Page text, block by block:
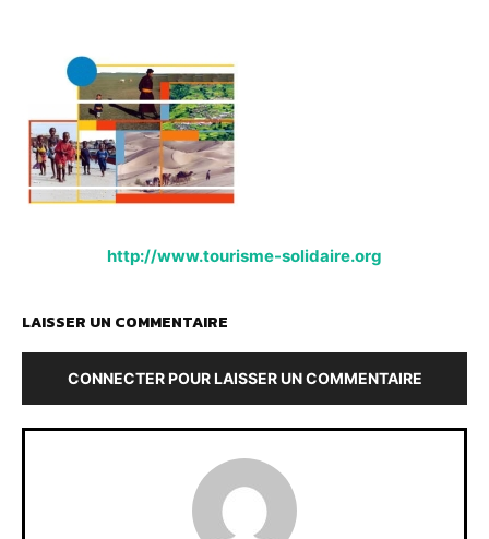
http://www.tourisme-solidaire.org
LAISSER UN COMMENTAIRE
CONNECTER POUR LAISSER UN COMMENTAIRE